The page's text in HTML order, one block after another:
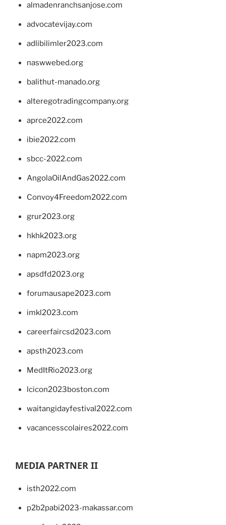
almadenranchsanjose.com
advocatevijay.com
adlibilimler2023.com
naswwebed.org
balithut-manado.org
alteregotradingcompany.org
aprce2022.com
ibie2022.com
sbcc-2022.com
AngolaOilAndGas2022.com
Convoy4Freedom2022.com
grur2023.org
hkhk2023.org
napm2023.org
apsdfd2023.org
forumausape2023.com
imkl2023.com
careerfaircsd2023.com
apsth2023.com
MedItRio2023.org
lcicon2023boston.com
waitangidayfestival2022.com
vacancesscolaires2022.com
MEDIA PARTNER II
isth2022.com
p2b2pabi2023-makassar.com